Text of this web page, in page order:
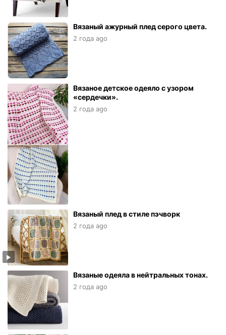
Вязаный ажурный плед серого цвета.
2 года ago
Вязаное детское одеяло с узором
«сердечки».
2 года ago
Вязаный плед в стиле пэчворк
2 года ago
Вязаные одеяла в нейтральных тонах.
2 года ago